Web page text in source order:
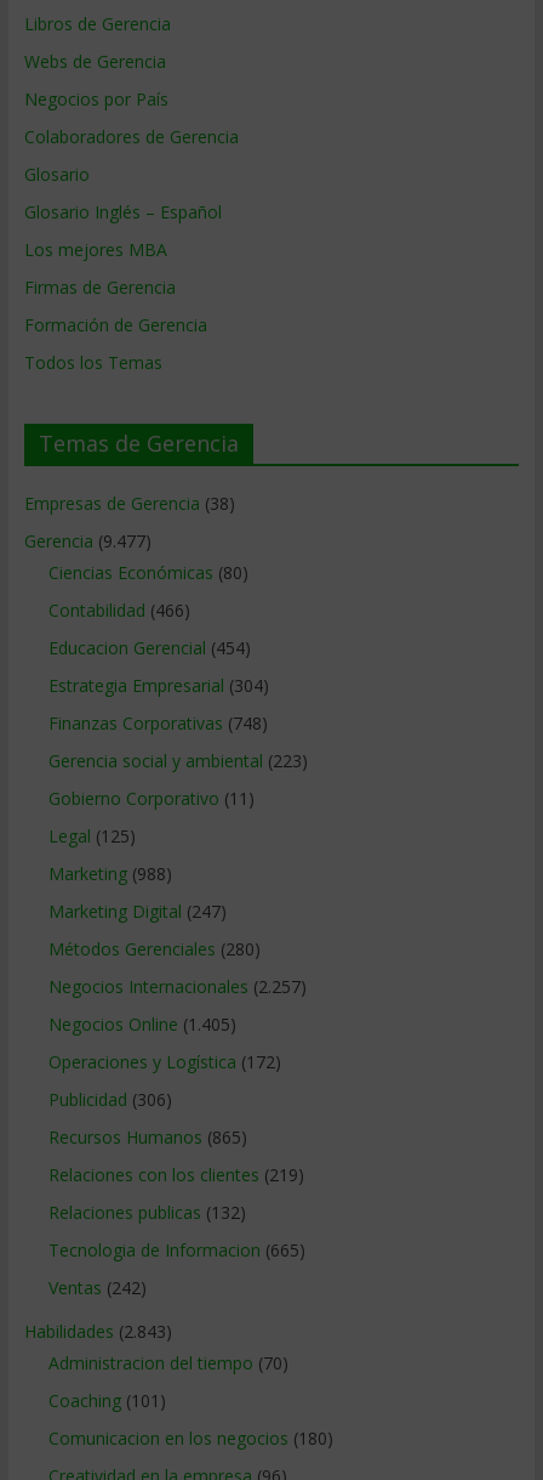
Libros de Gerencia
Webs de Gerencia
Negocios por País
Colaboradores de Gerencia
Glosario
Glosario Inglés – Español
Los mejores MBA
Firmas de Gerencia
Formación de Gerencia
Todos los Temas
Temas de Gerencia
Empresas de Gerencia (38)
Gerencia (9.477)
Ciencias Económicas (80)
Contabilidad (466)
Educacion Gerencial (454)
Estrategia Empresarial (304)
Finanzas Corporativas (748)
Gerencia social y ambiental (223)
Gobierno Corporativo (11)
Legal (125)
Marketing(988)
Marketing Digital (247)
Métodos Gerenciales (280)
Negocios Internacionales (2.257)
Negocios Online (1.405)
Operaciones y Logística (172)
Publicidad (306)
Recursos Humanos (865)
Relaciones con los clientes (219)
Relaciones publicas (132)
Tecnologia de Informacion (665)
Ventas (242)
Habilidades (2.843)
Administracion del tiempo (70)
Coaching(101)
Comunicacion en los negocios (180)